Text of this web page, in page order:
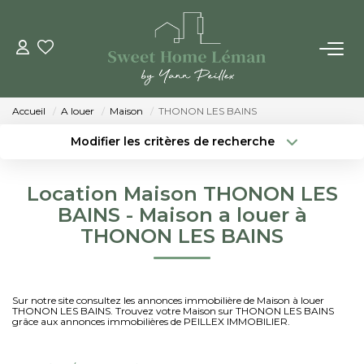
ACHETER
VENDRE
Qui Sommes-Nous
Accueil A louer Maison THONON LES BAINS
Modifier les critères de recherche
Surface min Budget max
Plus de critères Créer une alerte
Location Maison THONON LES
BAINS - Maison a louer à
THONON LES BAINS
Sur notre site consultez les annonces immobilière de Maison à louer
THONON LES BAINS. Trouvez votre Maison sur THONON LES BAINS
grâce aux annonces immobilières de PEILLEX IMMOBILIER.